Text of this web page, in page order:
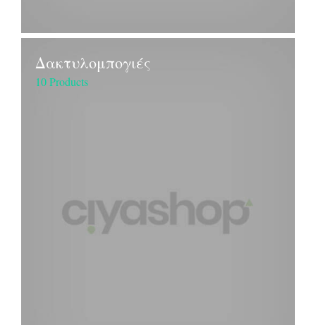
Δακτυλομπογιές
10 Products